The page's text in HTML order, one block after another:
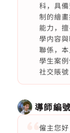
科，具
制的繪
能力，
學内容
聯係，
學生案
社交賬
導師編
僱主您